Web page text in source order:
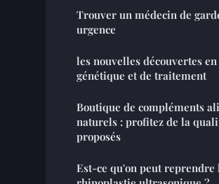
Trouver un médecin de
urgence
les nouvelles découvertes
génétique et de traitement
Boutique de compléments
naturels : profitez de la
proposés
Est-ce qu'on peut reprendre